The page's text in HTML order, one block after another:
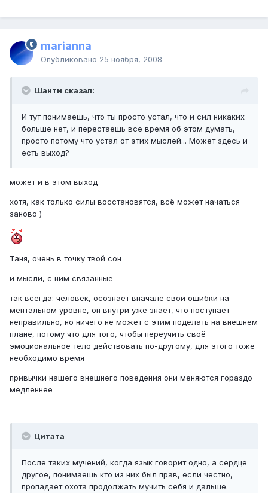
marianna
Опубликовано 25 ноября, 2008
Шанти сказал:
И тут понимаешь, что ты просто устал, что и сил никаких
больше нет, и перестаешь все время об этом думать,
просто потому что устал от этих мыслей... Может здесь и
есть выход?
может и в этом выход
хотя, как только силы восстановятся, всё может начаться
заново )
Таня, очень в точку твой сон
и мысли, с ним связанные
так всегда: человек, осознаёт вначале свои ошибки на
ментальном уровне, он внутри уже знает, что поступает
неправильно, но ничего не может с этим поделать на внешнем
плане, потому что для того, чтобы переучить своё
эмоциональное тело действовать по-другому, для этого тоже
необходимо время
привычки нашего внешнего поведения они меняются гораздо
медленнее
Цитата
После таких мучений, когда язык говорит одно, а сердце
другое, понимаешь кто из них был прав, если честно,
пропадает охота продолжать мучить себя и дальше.